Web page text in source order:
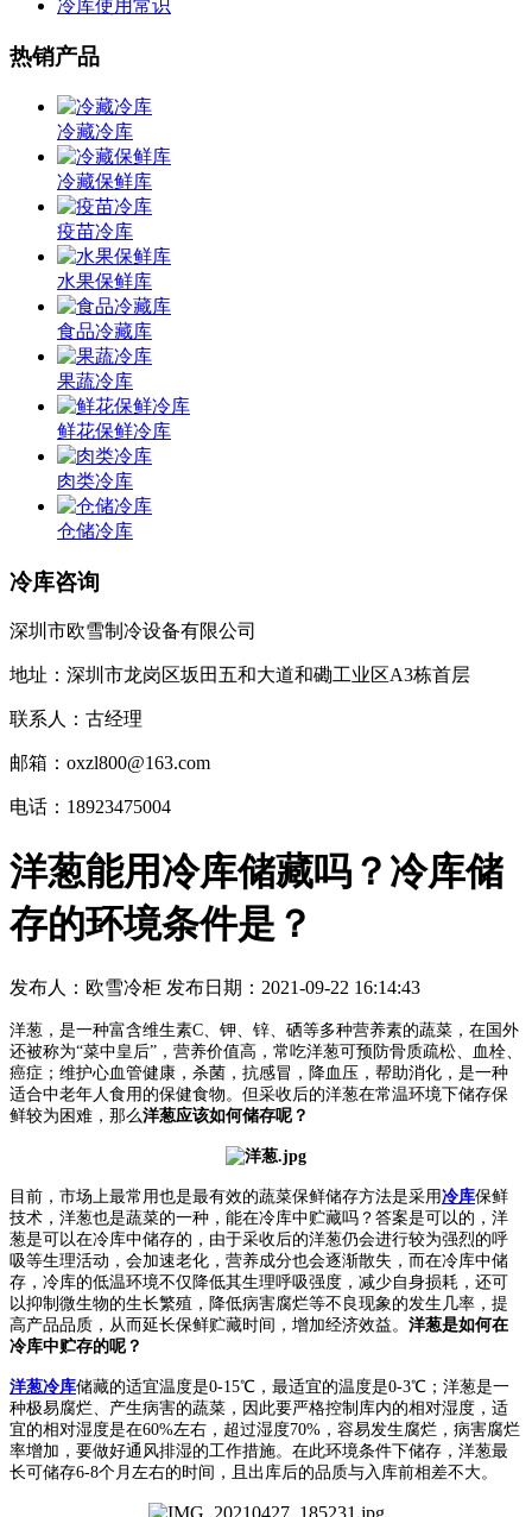
冷库使用常识
热销产品
冷藏冷库
冷藏保鲜库
疫苗冷库
水果保鲜库
食品冷藏库
果蔬冷库
鲜花保鲜冷库
肉类冷库
仓储冷库
冷库咨询
深圳市欧雪制冷设备有限公司
地址：深圳市龙岗区坂田五和大道和磡工业区A3栋首层
联系人：古经理
邮箱：oxzl800@163.com
电话：18923475004
洋葱能用冷库储藏吗？冷库储
存的环境条件是？
发布人： 欧雪冷柜 发布日期： 2021-09-22 16:14:43
洋葱，是一种富含维生素C、钾、锌、硒等多种营养素的蔬菜，在国外
还被称为“菜中皇后”，营养价值高，常吃洋葱可预防骨质疏松、血栓、
癌症；维护心血管健康，杀菌，抗感冒，降血压，帮助消化，是一种
适合中老年人食用的保健食物。但采收后的洋葱在常温环境下储存保
鲜较为困难，那么洋葱应该如何储存呢？
目前，市场上最常用也是最有效的蔬菜保鲜储存方法是采用冷库保鲜
技术，洋葱也是蔬菜的一种，能在冷库中贮藏吗？答案是可以的，洋
葱是可以在冷库中储存的，由于采收后的洋葱仍会进行较为强烈的呼
吸等生理活动，会加速老化，营养成分也会逐渐散失，而在冷库中储
存，冷库的低温环境不仅降低其生理呼吸强度，减少自身损耗，还可
以抑制微生物的生长繁殖，降低病害腐烂等不良现象的发生几率，提
高产品品质，从而延长保鲜贮藏时间，增加经济效益。 洋葱是如何在
冷库中贮存的呢？
洋葱冷库储藏的适宜温度是0-15℃，最适宜的温度是0-3℃；洋葱是一
种极易腐烂、产生病害的蔬菜，因此要严格控制库内的相对湿度，适
宜的相对湿度是在60%左右，超过湿度70%，容易发生腐烂，病害腐烂
率增加，要做好通风排湿的工作措施。在此环境条件下储存，洋葱最
长可储存6-8个月左右的时间，且出库后的品质与入库前相差不大。